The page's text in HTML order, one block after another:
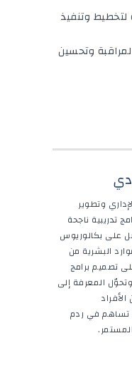
لتخطيط وتنفيذ
وتحسين
وتطوير
تدريبية ناجحة
على بكالوريوس
البشرية من
تصميم برامج
وتحوّل المعرفة إلى
تساهم في ردم